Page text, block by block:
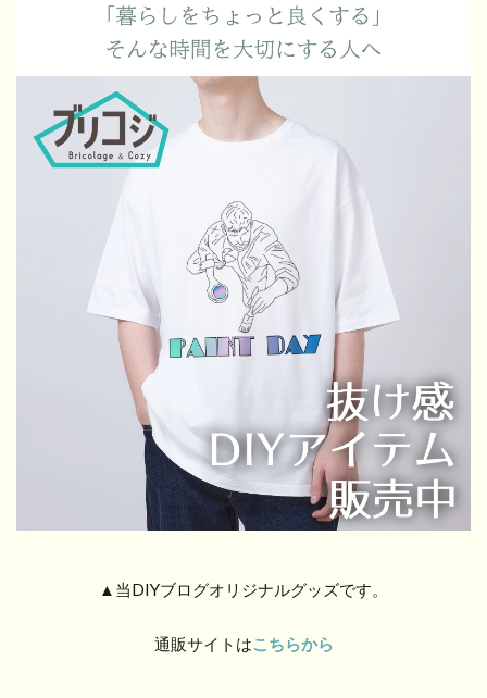
▲当DIYブログオリジナルグッズです。
通販サイトは こちらから